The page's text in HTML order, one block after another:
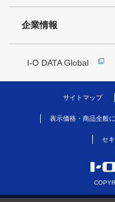
企業情報
I-O DATA Global
サイトマップ
表示価格・商品全般
セ